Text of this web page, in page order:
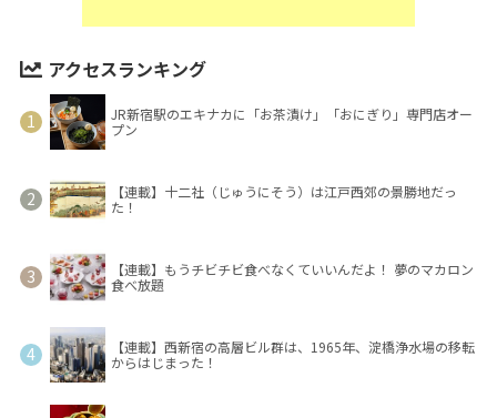
アクセスランキング
JR新宿駅のエキナカに「お茶漬け」「おにぎり」専門店オー
プン
【連載】十二社（じゅうにそう）は江戸西郊の景勝地だっ
た！
【連載】もうチビチビ食べなくていいんだよ！ 夢のマカロン
食べ放題
【連載】西新宿の高層ビル群は、1965年、淀橋浄水場の移転
からはじまった！